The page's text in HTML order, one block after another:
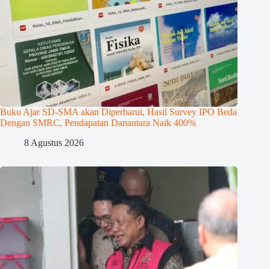
Buku Ajar SD-SMA akan Diperbarui, Hasil Survey IPO Beda
Dengan SMRC, Pendapatan Danantara Naik 400%
8 Agustus 2026